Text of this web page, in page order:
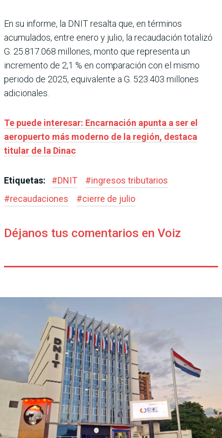
En su informe, la DNIT resalta que, en términos
acumulados, entre enero y julio, la recaudación totalizó
G. 25.817.068 millones, monto que representa un
incremento de 2,1 % en comparación con el mismo
periodo de 2025, equivalente a G. 523.403 millones
adicionales.
Te puede interesar: Encarnación apunta a ser el
aeropuerto más moderno de la región, destaca
titular de la Dinac
Etiquetas: #DNIT #ingresos tributarios
#recaudaciones #cierre de julio
Déjanos tus comentarios en Voiz